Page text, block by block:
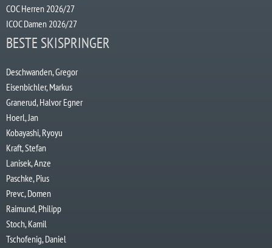
COC Herren 2026/27
ICOC Damen 2026/27
BESTE SKISPRINGER
Deschwanden, Gregor
Eisenbichler, Markus
Granerud, Halvor Egner
Hoerl, Jan
Kobayashi, Ryoyu
Kraft, Stefan
Lanisek, Anze
Paschke, Pius
Prevc, Domen
Raimund, Philipp
Stoch, Kamil
Tschofenig, Daniel